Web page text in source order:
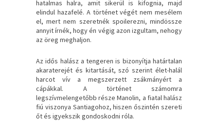
hatalmas halra, amit sikerül is kifognia, majd
elindul hazafelé. A történet végét nem mesélem
el, mert nem szeretnék spoilerezni, mindössze
annyit írnék, hogy én végig azon izgultam, nehogy
az öreg meghaljon.
Az idős halász a tengeren is bizonyítja határtalan
akaraterejét és kitartását, szó szerint élet-halál
harcot vív a megszerzett zsákmányért a
cápákkal. A történet számomra
legszívmelengetőbb része Manolin, a fiatal halász
fiú viszonya Santiagohoz, hiszen őszintén szereti
őt és igyekszik gondoskodni róla.